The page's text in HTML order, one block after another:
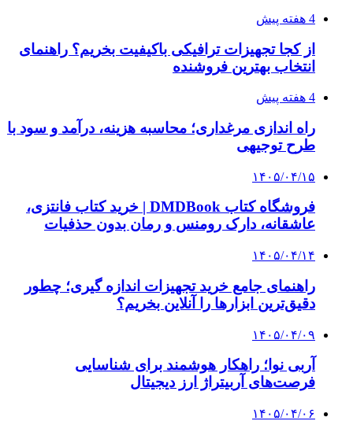
4 هفته پیش
از کجا تجهیزات ترافیکی باکیفیت بخریم؟ راهنمای
انتخاب بهترین فروشنده
4 هفته پیش
راه اندازی مرغداری؛ محاسبه هزینه، درآمد و سود با
طرح توجیهی
۱۴۰۵/۰۴/۱۵
فروشگاه کتاب DMDBook | خرید کتاب فانتزی،
عاشقانه، دارک رومنس و رمان بدون حذفیات
۱۴۰۵/۰۴/۱۴
راهنمای جامع خرید تجهیزات اندازه گیری؛ چطور
دقیق‌ترین ابزارها را آنلاین بخریم؟
۱۴۰۵/۰۴/۰۹
آربی نوا؛ راهکار هوشمند برای شناسایی
فرصت‌های آربیتراژ ارز دیجیتال
۱۴۰۵/۰۴/۰۶